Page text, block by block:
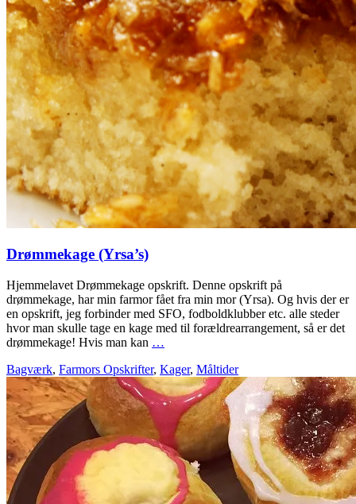
Drømmekage (Yrsa’s)
Hjemmelavet Drømmekage opskrift. Denne opskrift på
drømmekage, har min farmor fået fra min mor (Yrsa). Og hvis der er
en opskrift, jeg forbinder med SFO, fodboldklubber etc. alle steder
hvor man skulle tage en kage med til forældrearrangement, så er det
drømmekage! Hvis man kan …
Bagværk, Farmors Opskrifter, Kager, Måltider